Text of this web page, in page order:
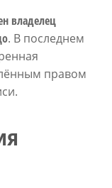
владелец
. В последнем
правом